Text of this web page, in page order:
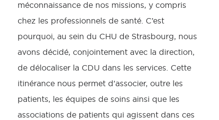
méconnaissance de nos missions, y compris
chez les professionnels de santé. C’est
pourquoi, au sein du CHU de Strasbourg, nous
avons décidé, conjointement avec la direction,
de délocaliser la CDU dans les services. Cette
itinérance nous permet d’associer, outre les
patients, les équipes de soins ainsi que les
associations de patients qui agissent dans ces